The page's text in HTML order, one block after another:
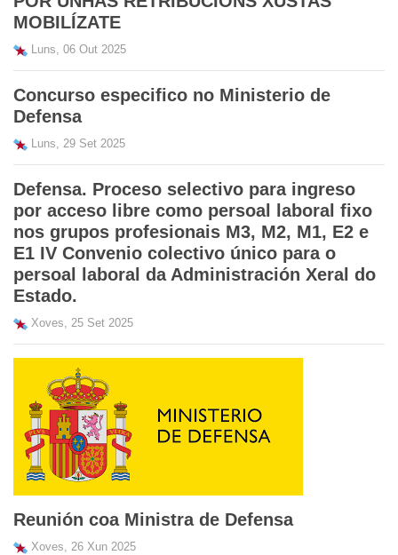
MOBILÍZATE
Luns, 06 Out 2025
Concurso especifico no Ministerio de
Defensa
Luns, 29 Set 2025
Defensa. Proceso selectivo para ingreso
por acceso libre como persoal laboral fixo
nos grupos profesionais M3, M2, M1, E2 e
E1 IV Convenio colectivo único para o
persoal laboral da Administración Xeral do
Estado.
Xoves, 25 Set 2025
Reunión coa Ministra de Defensa
Xoves, 26 Xun 2025